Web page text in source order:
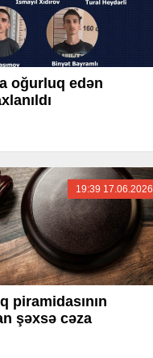
oğurluq edən
19:39 17.06.2026
piramidasının
şəxsə cəza